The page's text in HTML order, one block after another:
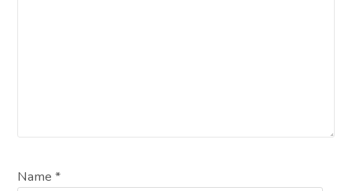
Name *